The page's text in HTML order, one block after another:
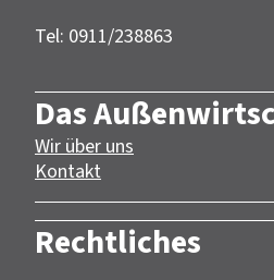
Tel: 0911/238863
Das
Wir über uns
Kontakt
Rechtliches